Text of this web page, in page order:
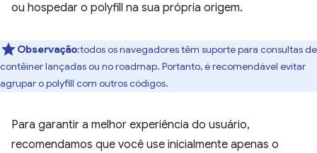
ou hospedar o polyfill na sua própria origem.
Observação:todos os navegadores têm suporte para consultas de
contêiner lançadas ou no roadmap. Portanto, é recomendável evitar
agrupar o polyfill com outros códigos.
Para garantir a melhor experiência do usuário,
recomendamos que você use inicialmente apenas o